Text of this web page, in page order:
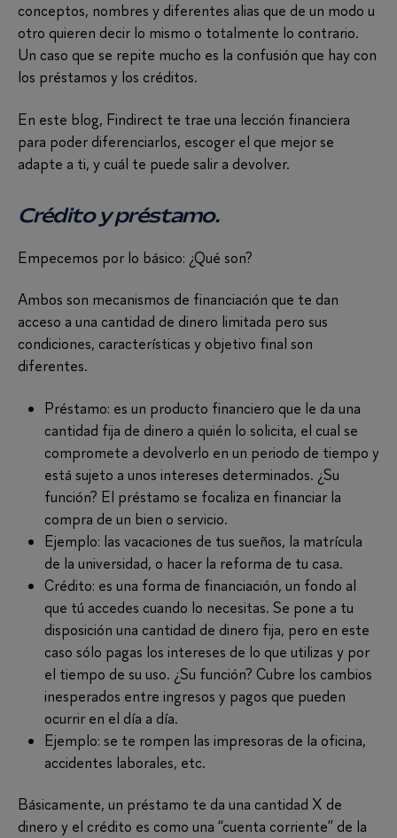
conceptos, nombres y diferentes alias que de un modo u
otro quieren decir lo mismo o totalmente lo contrario.
Un caso que se repite mucho es la confusión que hay con
los préstamos y los créditos.
En este blog, Findirect te trae una lección financiera
para poder diferenciarlos, escoger el que mejor se
adapte a ti, y cuál te puede salir a devolver.
Crédito y préstamo.
Empecemos por lo básico: ¿Qué son?
Ambos son mecanismos de financiación que te dan
acceso a una cantidad de dinero limitada pero sus
condiciones, características y objetivo final son
diferentes.
Préstamo: es un producto financiero que le da una
cantidad fija de dinero a quién lo solicita, el cual se
compromete a devolverlo en un periodo de tiempo y
está sujeto a unos intereses determinados. ¿Su
función? El préstamo se focaliza en financiar la
compra de un bien o servicio.
Ejemplo: las vacaciones de tus sueños, la matrícula
de la universidad, o hacer la reforma de tu casa.
Crédito: es una forma de financiación, un fondo al
que tú accedes cuando lo necesitas. Se pone a tu
disposición una cantidad de dinero fija, pero en este
caso sólo pagas los intereses de lo que utilizas y por
el tiempo de su uso. ¿Su función? Cubre los cambios
inesperados entre ingresos y pagos que pueden
ocurrir en el día a día.
Ejemplo: se te rompen las impresoras de la oficina,
accidentes laborales, etc.
Básicamente, un préstamo te da una cantidad X de
dinero y el crédito es como una “cuenta corriente” de la